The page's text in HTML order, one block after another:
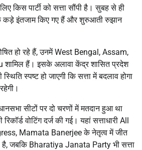
किस पार्टी को सत्ता सौंपी है। सुबह से ही
कड़े इंतजाम किए गए हैं और शुरुआती रुझान
हो रहे हैं, उनमेंWest Bengal, Assam,
शामिल हैं। इसके अलावा केंद्र शासित प्रदेश
स्पष्ट हो जाएगी कि सत्ता में बदलाव होगा
सीटों पर दो चरणों में मतदान हुआ था
वोटिंग दर्ज की गई। यहां सत्ताधारी All
, Mamata Banerjeeके नेतृत्व में जीत
है, जबकि Bharatiya Janata Party भी सत्ता